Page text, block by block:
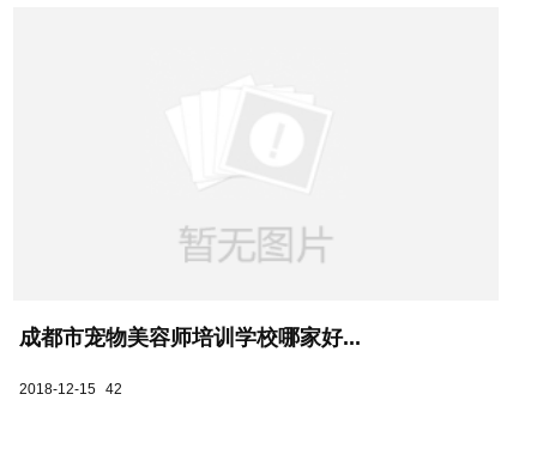
成都市宠物美容师培训学校哪家好...
2018-12-15 42